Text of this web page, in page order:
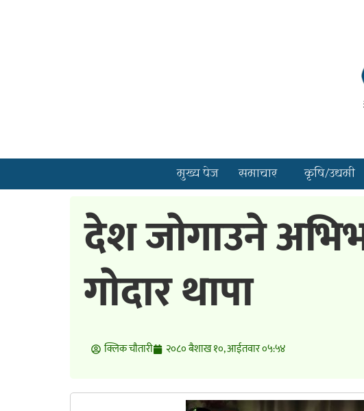
मुख्य पेज समाचार कृषि/उद्यमी
देश जाेगाउने
गाेदार थापा
क्लिक चाैतारी २०८० बैशाख १०, आईतवार ०५:५४